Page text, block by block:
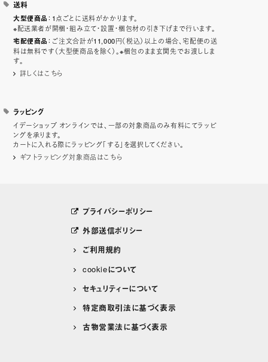
送料
大型便商品 ：1点ごとに送料がかかります。
※配送業者が開梱・組み立て・設置・梱包材の引き下げまで行います。
宅配便商品 ：ご注文合計が11,000円（税込）以上の場合、宅配便の送
料は無料です（大型便商品を除く）。※梱包のまま玄関先でお渡ししま
す。
詳しくはこちら
ラッピング
イデーショップ オンラインでは、一部の対象商品のみ有料にてラッピ
ングを承ります。
カートに入れる際にラッピング「する」を選択してください。
ギフトラッピング対象商品はこちら
プライバシーポリシー
外部送信ポリシー
ご利用規約
cookieについて
セキュリティーについて
特定商取引法に基づく表示
古物営業法に基づく表示